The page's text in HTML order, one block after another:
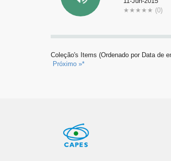
★ ★ ★ ★ ★ (0)
Coleção's Items (Ordenado por Data de
Próximo »*